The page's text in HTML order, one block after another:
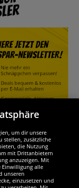
um dir unsere
stellen, zusätzliche
die Nutzung
mit Drittanbietern
anzuzeigen. Mit
Einwilligung alle
unseren
einzusetzen und